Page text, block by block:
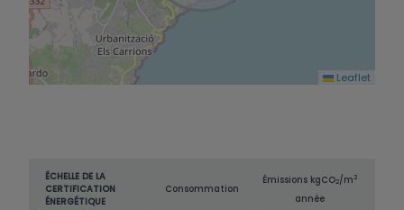
Leaflet
ÉCHELLE DE LA
CERTIFICATION
ÉNERGÉTIQUE
Consommation
Émissions kgCO2/m2
année